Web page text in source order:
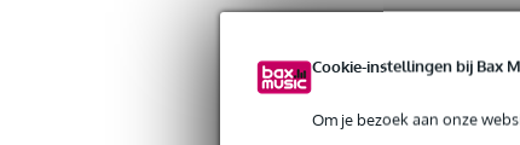
Cookie-instellingen bij Bax
Om je bezoek aan onze